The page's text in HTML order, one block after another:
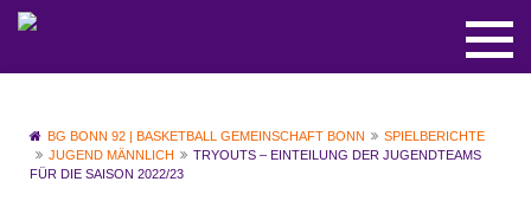
BG BONN 92 | BASKETBALL GEMEINSCHAFT BONN
SPIELBERICHTE
JUGEND MÄNNLICH
TRYOUTS – EINTEILUNG DER JUGENDTEAMS
FÜR DIE SAISON 2022/23